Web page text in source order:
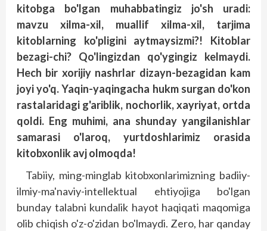
kitobga bo'lgan muhabbatingiz jo'sh uradi:
mavzu xilma-xil, muallif xilma-xil, tarjima
kitoblarning ko'pligini aytmaysizmi?! Kitoblar
bezagi-chi? Qo'lingizdan qo'ygingiz kelmaydi.
Hech bir xorijiy nashrlar dizayn-bezagidan kam
joyi yo'q. Yaqin-yaqingacha hukm surgan do'kon
rastalaridagi g'ariblik, nochorlik, xayriyat, ortda
qoldi. Eng muhimi, ana shunday yangilanishlar
samarasi o'laroq, yurtdoshlarimiz orasida
kitobxonlik avj olmoqda!
Tabiiy, ming-minglab kitobxonlarimizning badiiy-
ilmiy-ma'naviy-intellektual ehtiyojiga bo'lgan
bunday talabni kundalik hayot haqiqati maqomiga
olib chiqish o'z-o'zidan bo'lmaydi. Zero, har qanday